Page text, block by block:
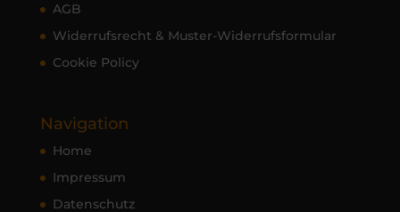
AGB
Widerrufsrecht & Muster-Widerrufsformular
Cookie Policy
Navigation
Home
Impressum
Datenschutz